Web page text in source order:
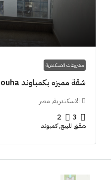
مشروعات الاسكندرية
شقة مميزه بكمباوند 173m Grand View smouha
الاسكندرية, مصر
3
2
شقق للبيع, كمبوند